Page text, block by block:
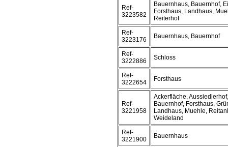
Ref-
3223582
Bauernhaus, Bauernhof,
Forsthaus, Landhaus,
Reiterhof
Ref-
3223176
Bauernhaus, Bauernhof
Ref-
3222886
Schloss
Ref-
3222654
Forsthaus
Ref-
3221958
Ackerfläche,
Bauernhof, Forsthaus,
Landhaus, Muehle,
Weideland
Ref-
3221900
Bauernhaus